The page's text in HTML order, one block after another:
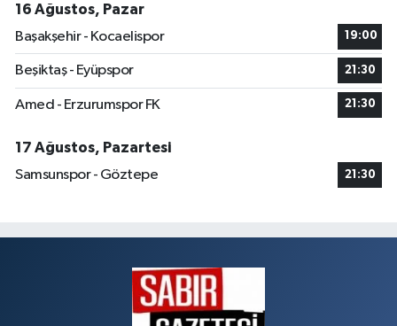
16 Ağustos, Pazar
Başakşehir - Kocaelispor
19:00
Beşiktaş - Eyüpspor 21:30
Amed - Erzurumspor FK 21:30
17 Ağustos, Pazartesi
Samsunspor - Göztepe
21:30